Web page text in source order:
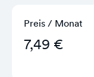
Preis / Monat
7,49 €